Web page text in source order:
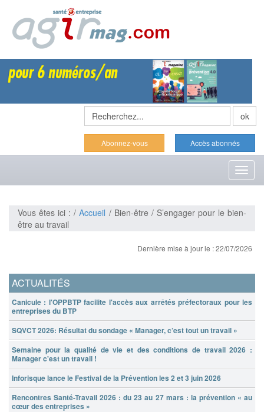
Abonnez-vous Accès abonnés
Vous êtes ici : /Accueil / Bien-être / S’engager pour le bien-
être au travail
Dernière mise à jour le : 22/07/2026
ACTUALITÉS
Canicule : l'OPPBTP facilite l'accès aux arrêtés préfectoraux pour les
entreprises du BTP
SQVCT 2026: Résultat du sondage « Manager, c’est tout un travail »
Semaine pour la qualité de vie et des conditions de travail 2026 :
Manager c'est un travail !
Inforisque lance le Festival de la Prévention les 2 et 3 juin 2026
Rencontres Santé-Travail 2026 : du 23 au 27 mars : la prévention « au
cœur des entreprises »